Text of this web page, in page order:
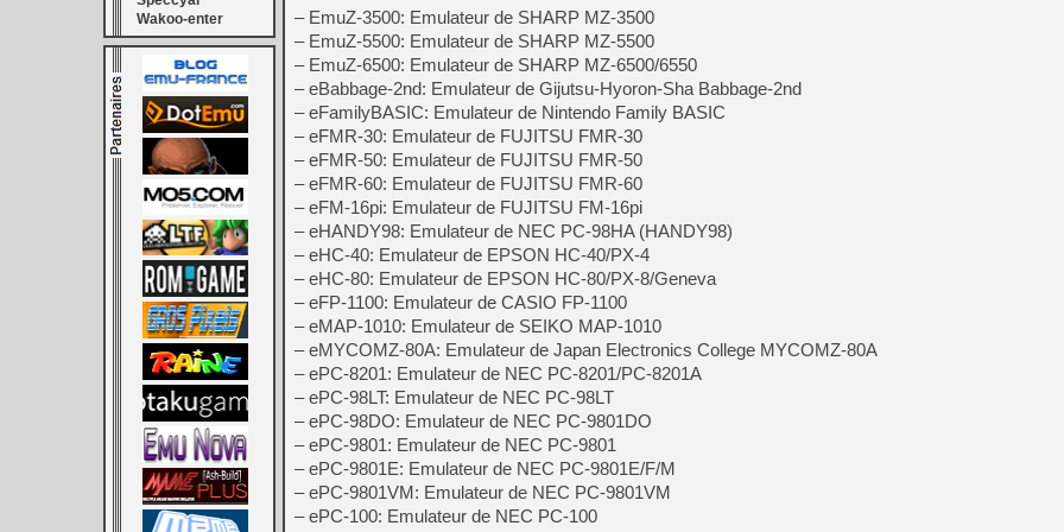
[GK] Beast of
[GK] Mémoire cash -
[GK] Dan Houser (GTA)
[GK] Comment EA Sports
[GK] Crimson Moon : un
[GK] Moonlighter 2 : The
[GK] Capcom relance
[Mo5] Deux inédits du
[GK] Le beat'em up The
[GK] Endless Legend 2 :
[LS] [PS5] Premiers
Wakoo-enter
– EmuZ-3500: Emulateur de SHARP MZ-3500
– EmuZ-5500: Emulateur de SHARP MZ-5500
– EmuZ-6500: Emulateur de SHARP MZ-6500/6550
– eBabbage-2nd: Emulateur de Gijutsu-Hyoron-Sha Babbage-2nd
– eFamilyBASIC: Emulateur de Nintendo Family BASIC
– eFMR-30: Emulateur de FUJITSU FMR-30
– eFMR-50: Emulateur de FUJITSU FMR-50
– eFMR-60: Emulateur de FUJITSU FMR-60
– eFM-16pi: Emulateur de FUJITSU FM-16pi
– eHANDY98: Emulateur de NEC PC-98HA (HANDY98)
– eHC-40: Emulateur de EPSON HC-40/PX-4
– eHC-80: Emulateur de EPSON HC-80/PX-8/Geneva
– eFP-1100: Emulateur de CASIO FP-1100
– eMAP-1010: Emulateur de SEIKO MAP-1010
– eMYCOMZ-80A: Emulateur de Japan Electronics College MYCOMZ-80A
– ePC-8201: Emulateur de NEC PC-8201/PC-8201A
– ePC-98LT: Emulateur de NEC PC-98LT
– ePC-98DO: Emulateur de NEC PC-9801DO
– ePC-9801: Emulateur de NEC PC-9801
– ePC-9801E: Emulateur de NEC PC-9801E/F/M
– ePC-9801VM: Emulateur de NEC PC-9801VM
– ePC-100: Emulateur de NEC PC-100